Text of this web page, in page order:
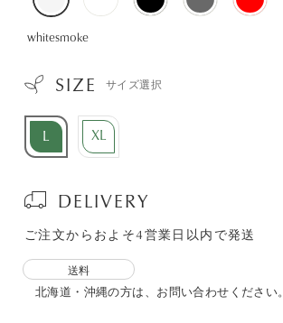
whitesmoke
SIZE サイズ選択
L XL
DELIVERY
ご注文からおよそ4営業日以内で発送
送料
北海道・沖縄の方は、お問い合わせください。